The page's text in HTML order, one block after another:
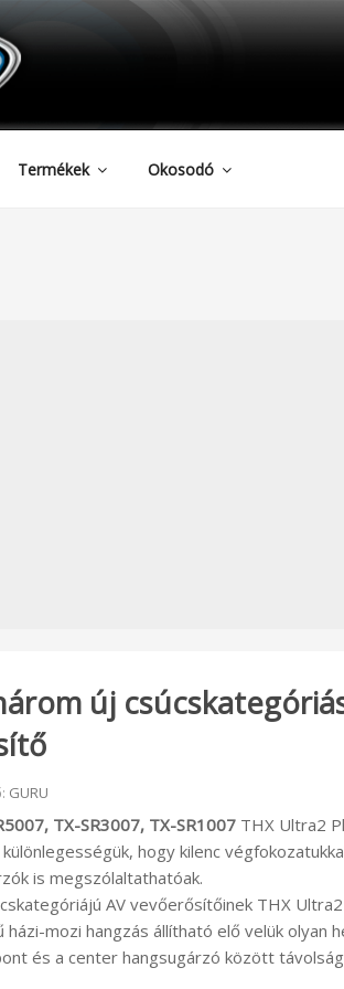
Termékek Okosodó
új
GURU
TX-SR3007, TX-SR1007 THX Ultra2
hogy kilenc
is megszólaltathatóak.
AV vevőerősítőinek THX
mozi hangzás állítható elő velük olyan
és a center hangsugárzó között